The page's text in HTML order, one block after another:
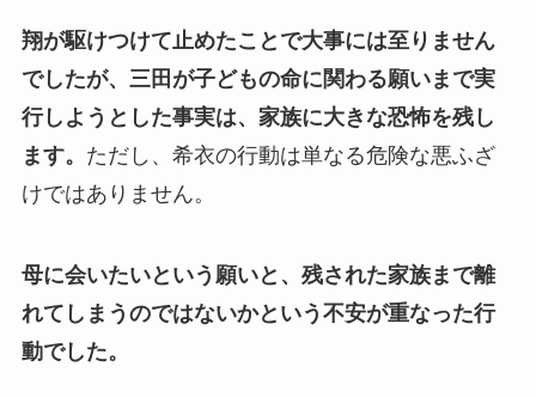
翔が駆けつけて止めたことで大事には至りません
でしたが、三田が子どもの命に関わる願いまで実
行しようとした事実は、家族に大きな恐怖を残し
ます。 ただし、希衣の行動は単なる危険な悪ふざ
けではありません。
母に会いたいという願いと、残された家族まで離
れてしまうのではないかという不安が重なった行
動でした。